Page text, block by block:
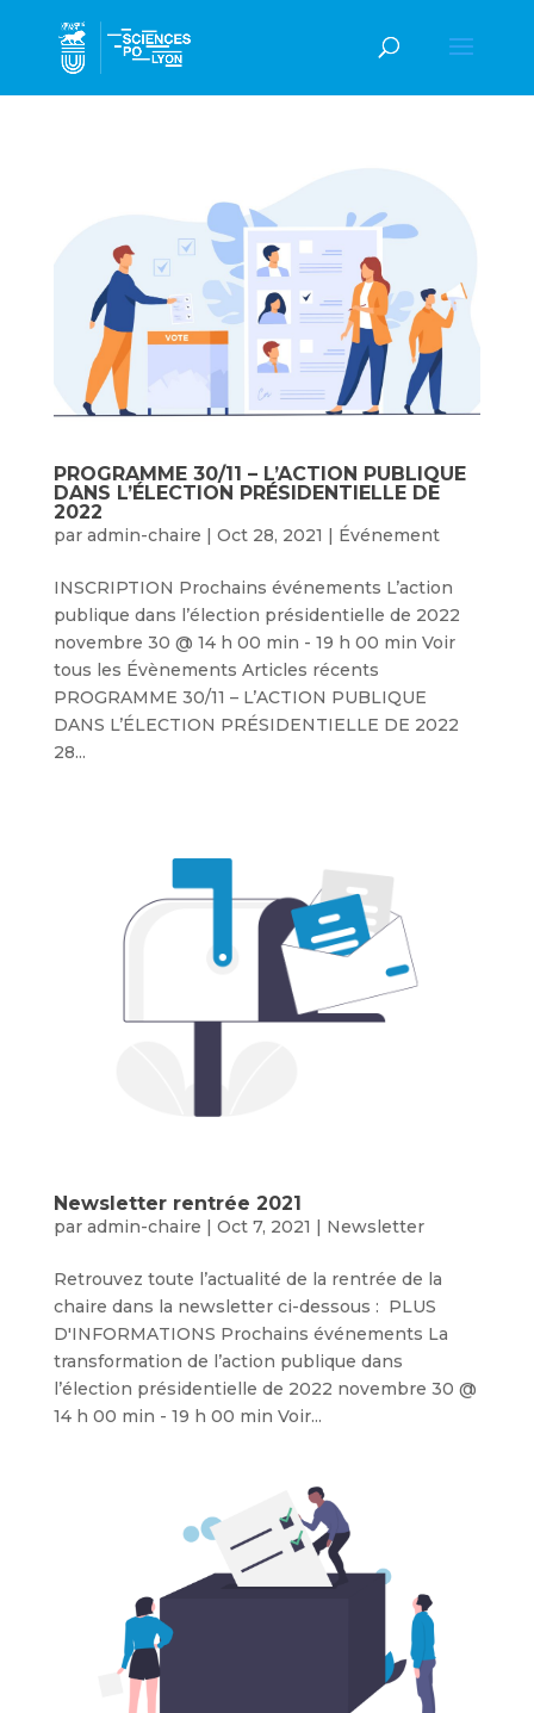
PROGRAMME 30/11 – L’ACTION PUBLIQUE
DANS L’ÉLECTION PRÉSIDENTIELLE DE
2022
par admin-chaire | Oct 28, 2021 | Événement
INSCRIPTION Prochains événements L’action
publique dans l’élection présidentielle de 2022
novembre 30 @ 14 h 00 min - 19 h 00 min Voir
tous les Évènements Articles récents
PROGRAMME 30/11 – L’ACTION PUBLIQUE
DANS L’ÉLECTION PRÉSIDENTIELLE DE 2022
28...
Newsletter rentrée 2021
par admin-chaire | Oct 7, 2021 | Newsletter
Retrouvez toute l’actualité de la rentrée de la
chaire dans la newsletter ci-dessous : PLUS
D'INFORMATIONS Prochains événements La
transformation de l’action publique dans
l’élection présidentielle de 2022 novembre 30 @
14 h 00 min - 19 h 00 min Voir...